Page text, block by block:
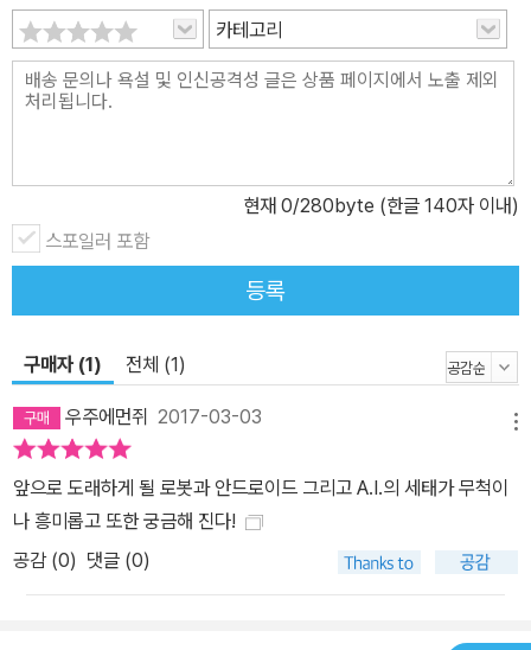
카테고리
현재 0/280byte (한글 140자 이내)
스포일러 포함
등록
구매자 (1) 전체 (1)
우주에먼쥐 2017-03-03
앞으로 도래하게 될 로봇과 안드로이드 그리고 A.I.의 세태가 무척이
나 흥미롭고 또한 궁금해 진다!
공감 (0) 댓글 (0)